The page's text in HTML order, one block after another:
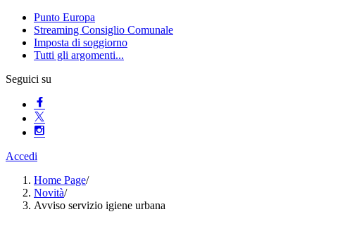
Punto Europa
Streaming Consiglio Comunale
Imposta di soggiorno
Tutti gli argomenti...
Seguici su
Accedi
Home Page/
Novità/
Avviso servizio igiene urbana